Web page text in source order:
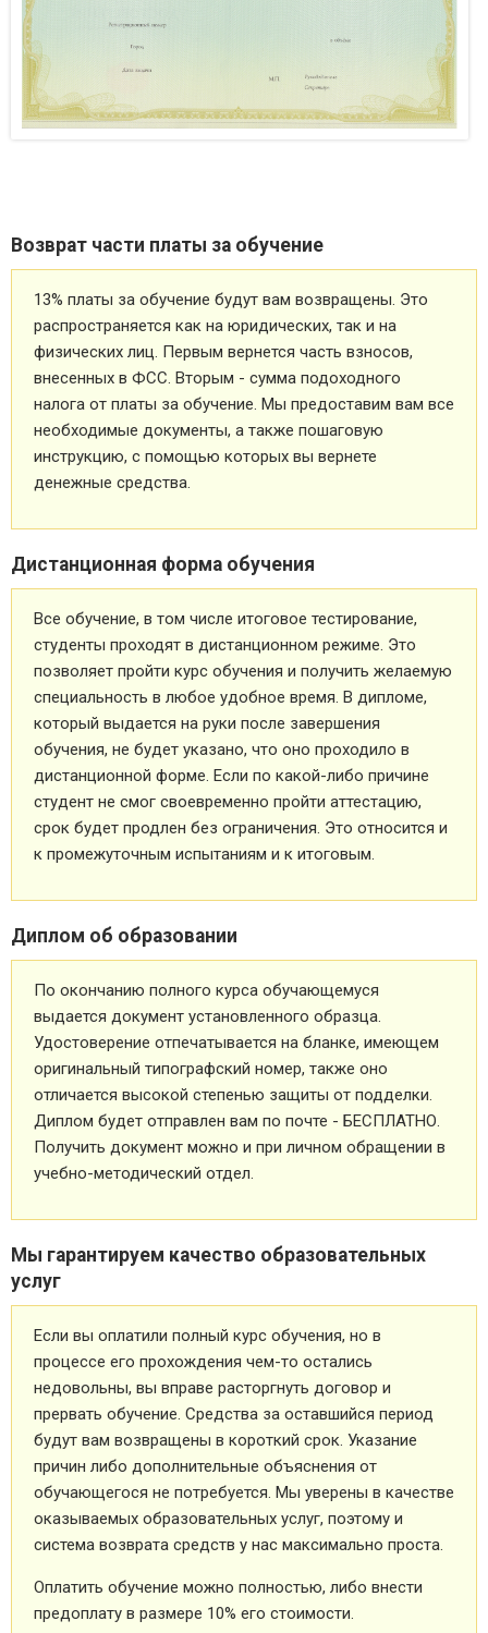
Возврат части платы за обучение
13% платы за обучение будут вам возвращены. Это
распространяется как на юридических, так и на
физических лиц. Первым вернется часть взносов,
внесенных в ФСС. Вторым - сумма подоходного
налога от платы за обучение. Мы предоставим вам все
необходимые документы, а также пошаговую
инструкцию, с помощью которых вы вернете
денежные средства.
Дистанционная форма обучения
Все обучение, в том числе итоговое тестирование,
студенты проходят в дистанционном режиме. Это
позволяет пройти курс обучения и получить желаемую
специальность в любое удобное время. В дипломе,
который выдается на руки после завершения
обучения, не будет указано, что оно проходило в
дистанционной форме. Если по какой-либо причине
студент не смог своевременно пройти аттестацию,
срок будет продлен без ограничения. Это относится и
к промежуточным испытаниям и к итоговым.
Диплом об образовании
По окончанию полного курса обучающемуся
выдается документ установленного образца.
Удостоверение отпечатывается на бланке, имеющем
оригинальный типографский номер, также оно
отличается высокой степенью защиты от подделки.
Диплом будет отправлен вам по почте - БЕСПЛАТНО.
Получить документ можно и при личном обращении в
учебно-методический отдел.
Мы гарантируем качество образовательных
услуг
Если вы оплатили полный курс обучения, но в
процессе его прохождения чем-то остались
недовольны, вы вправе расторгнуть договор и
прервать обучение. Средства за оставшийся период
будут вам возвращены в короткий срок. Указание
причин либо дополнительные объяснения от
обучающегося не потребуется. Мы уверены в качестве
оказываемых образовательных услуг, поэтому и
система возврата средств у нас максимально проста.
Оплатить обучение можно полностью, либо внести
предоплату в размере 10% его стоимости.